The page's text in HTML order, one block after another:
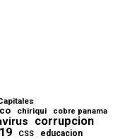
chiriqui cobre panama
corrupcion
CSS educacion